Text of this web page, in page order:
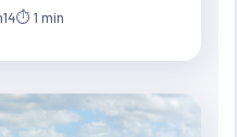
⏱ 1 min